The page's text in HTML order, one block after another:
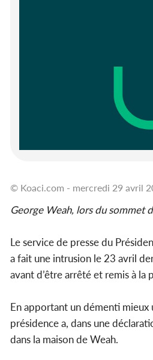
© Koaci.com - mercredi 29 avril
George Weah, lors du sommet
Le service de presse du
a fait une intrusion le 23 avril
avant d’être arrêté et remis à la
En apportant un démenti mieux
présidence a, dans une
dans la maison de Weah.